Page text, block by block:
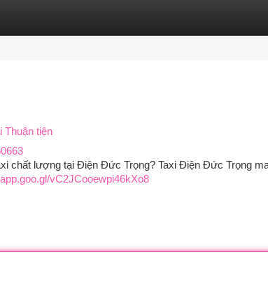
Thuận tiện
chất lượng tại Điện Đức Trọng? Taxi Điện Đức Trọng
vC2JCooewpi46kXo8